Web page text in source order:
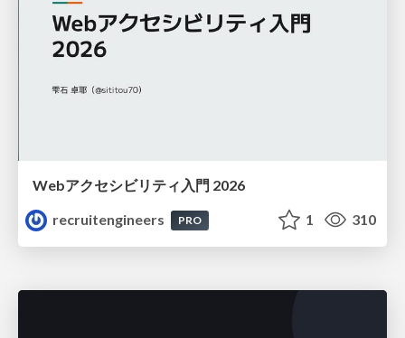
Webアクセシビリティ入門 2026
recruitengineers
PRO 1 310